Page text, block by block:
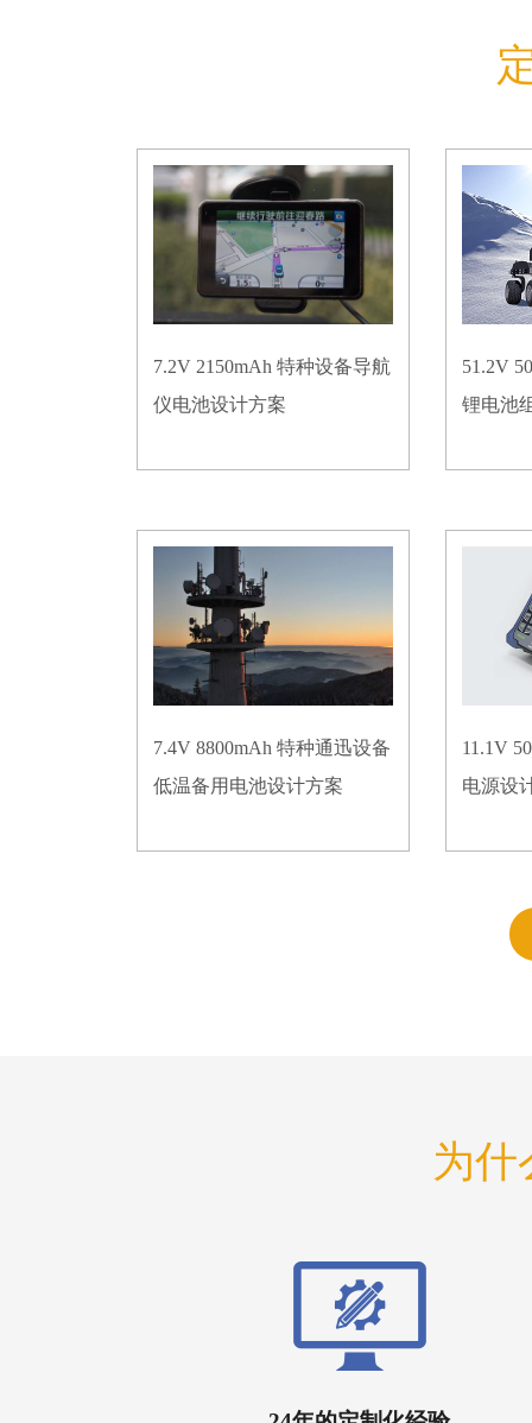
7.2V 2150mAh 特种设备导航
仪电池设计方案
51.2V
锂电池
7.4V 8800mAh 特种通迅设备
低温备用电池设计方案
11.1V
电源设
为什